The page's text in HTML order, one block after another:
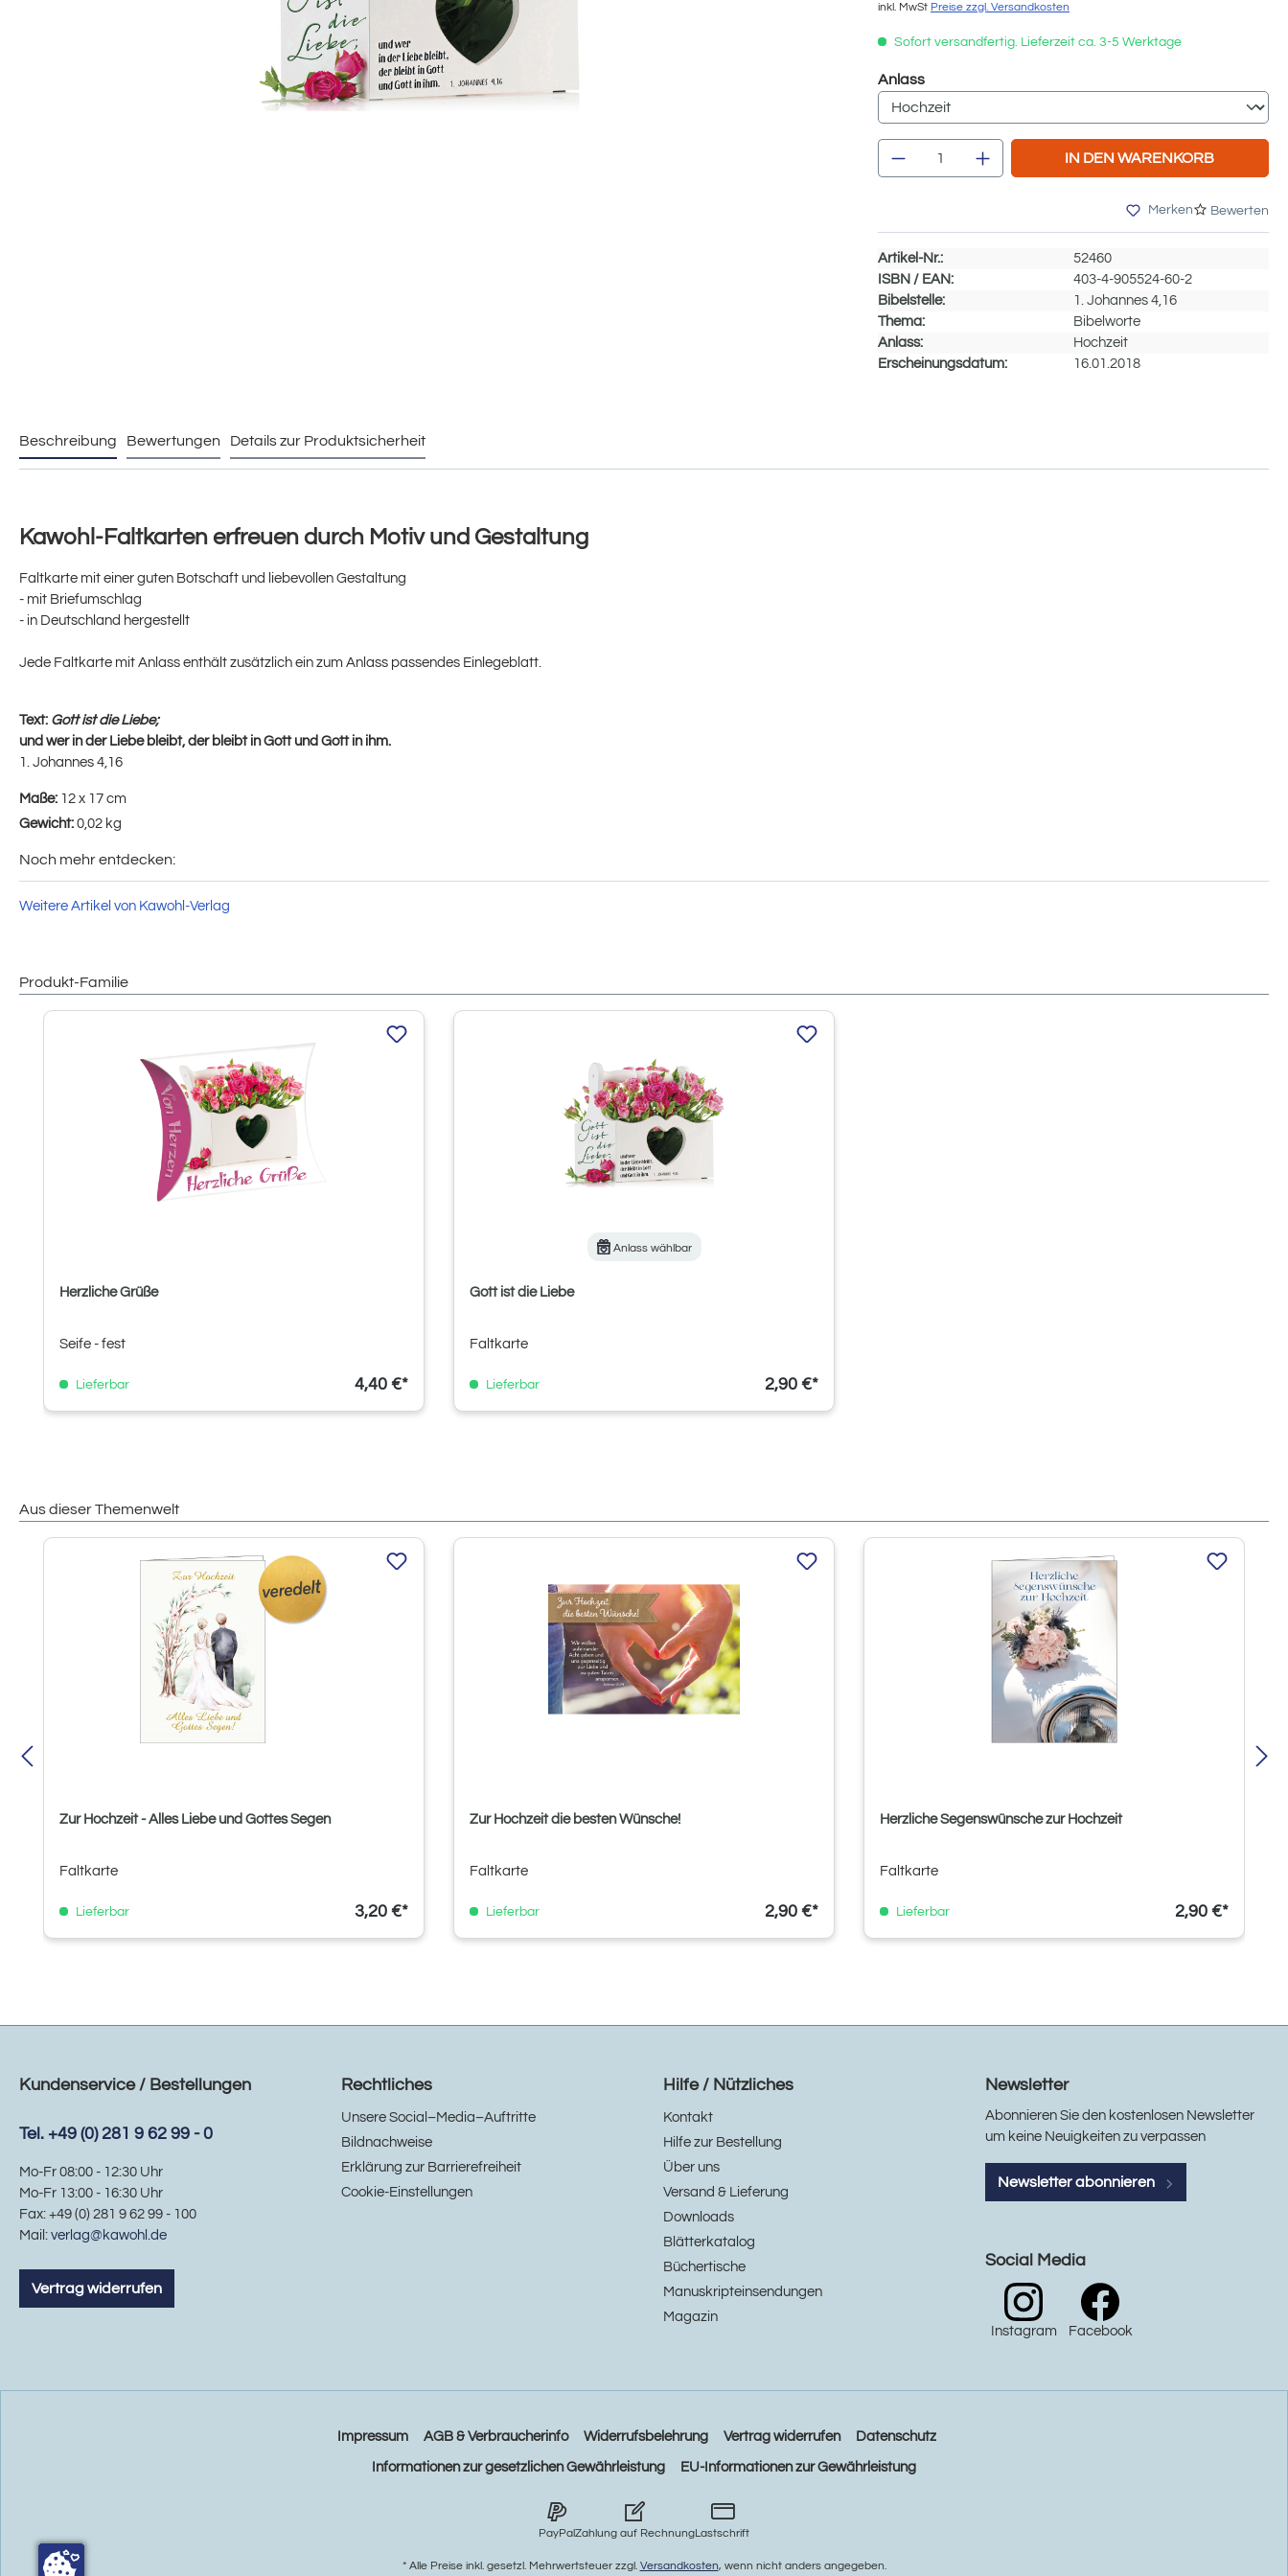
inkl. MwSt Preise zzgl. Versandkosten
Sofort versandfertig. Lieferzeit ca. 3-5 Werktage
Anlassauswählen
Produkt Anzahl: Gib den gewünschten
IN DEN WARENKORB
Merken Bewerten
Artikel-Nr.:
52460
ISBN / EAN:
403-4-905524-60-2
Bibelstelle:
1. Johannes 4,16
Thema:
Bibelworte
Anlass:
Hochzeit
Erscheinungsdatum:
16.01.2018
Beschreibung Bewertungen Details zur Produktsicherheit
Kawohl-Faltkarten erfreuen durch Motiv und Gestaltung
Faltkarte mit einer guten Botschaft und liebevollen Gestaltung
- mit Briefumschlag
- in Deutschland hergestellt
Jede Faltkarte mit Anlass enthält zusätzlich ein zum Anlass passendes Einlegeblatt.
Text: Gott ist die Liebe;
und wer in der Liebe bleibt, der bleibt in Gott und Gott in ihm.
1. Johannes 4,16
Maße: 12 x 17 cm
Gewicht: 0,02 kg
Noch mehr entdecken:
Weitere Artikel von Kawohl-Verlag
Produkt-Familie
Produktgalerie überspringen
Herzliche Grüße
Seife - fest
Lieferbar 4,40 €*
Anlass wählbar
Gott ist die Liebe
Faltkarte
Lieferbar 2,90 €*
Aus dieser Themenwelt
Produktgalerie überspringen
Zur Hochzeit - Alles Liebe und Gottes Segen
Faltkarte
Lieferbar 3,20 €*
Zur Hochzeit die besten Wünsche!
Faltkarte
Lieferbar 2,90 €*
Herzliche Segenswünsche zur Hochzeit
Faltkarte
Lieferbar 2,90 €*
Kundenservice / Bestellungen
Tel. +49 (0) 281 9 62 99 - 0
Mo-Fr 08:00 - 12:30 Uhr
Mo-Fr 13:00 - 16:30 Uhr
Fax: +49 (0) 281 9 62 99 - 100
Mail: verlag@kawohl.de
Vertrag widerrufen
Rechtliches
Unsere Social–Media–Auftritte
Bildnachweise
Erklärung zur Barrierefreiheit
Cookie-Einstellungen
Hilfe / Nützliches
Kontakt
Hilfe zur Bestellung
Über uns
Versand & Lieferung
Downloads
Blätterkatalog
Büchertische
Manuskripteinsendungen
Magazin
Newsletter
Abonnieren Sie den kostenlosen Newsletter
um keine Neuigkeiten zu verpassen
Newsletter abonnieren
Social Media
Instagram Facebook
Impressum AGB & Verbraucherinfo Widerrufsbelehrung Vertrag widerrufen Datenschutz
Informationen zur gesetzlichen Gewährleistung EU-Informationen zur Gewährleistung
PayPalZahlung auf RechnungLastschrift
* Alle Preise inkl. gesetzl. Mehrwertsteuer zzgl. Versandkosten, wenn nicht anders angegeben.